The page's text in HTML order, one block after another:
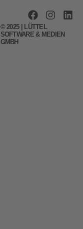
© 2025 | LÜTTEL
SOFTWARE & MEDIEN
GMBH